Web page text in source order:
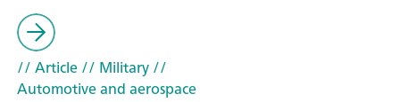
// Article// Military//
Automotive and aerospace